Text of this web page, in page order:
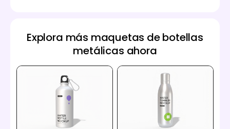
Explora más maquetas de botellas
metálicas ahora